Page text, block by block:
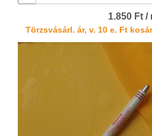
1.850 Ft /
Törzsvásárl. ár, v. 10 e. Ft